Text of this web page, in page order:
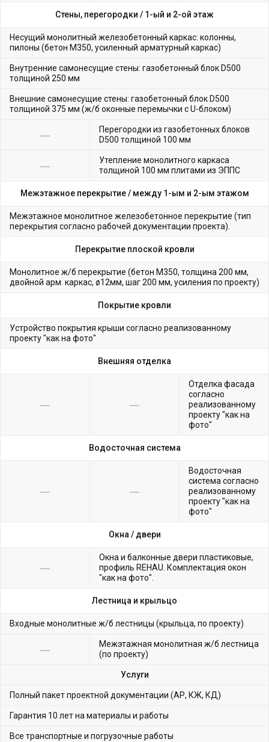
Стены, перегородки / 1-ый и 2-ой этаж
Несущий монолитный железобетонный каркас: колонны,
пилоны (бетон М350, усиленный арматурный каркас)
Внутренние самонесущие стены: газобетонный блок D500
толщиной 250 мм
Внешние самонесущие стены: газобетонный блок D500
толщиной 375 мм (ж/б оконные перемычки с U-блоком)
Перегородки из газобетонных блоков
D500 толщиной 100 мм
Утепление монолитного каркаса
толщиной 100 мм плитами из ЭППС
Межэтажное перекрытие / между 1-ым и 2-ым этажом
Межэтажное монолитное железобетонное перекрытие (тип
перекрытия согласно рабочей документации проекта).
Перекрытие плоской кровли
Монолитное ж/б перекрытие (бетон М350, толщина 200 мм,
двойной арм. каркас, ø12мм, шаг 200 мм, усиления по проекту)
Покрытие кровли
Устройство покрытия крыши согласно реализованному
проекту "как на фото"
Внешняя отделка
Отделка фасада
согласно
реализованному
проекту "как на
фото"
Водосточная система
Водосточная
система согласно
реализованному
проекту "как на
фото"
Окна / двери
Окна и балконные двери пластиковые,
профиль REHAU. Комплектация окон
"как на фото".
Лестница и крыльцо
Входные монолитные ж/б лестницы (крыльца, по проекту)
Межэтажная монолитная ж/б лестница
(по проекту)
Услуги
Полный пакет проектной документации (АР, КЖ, КД)
Гарантия 10 лет на материалы и работы
Все транспортные и погрузочные работы